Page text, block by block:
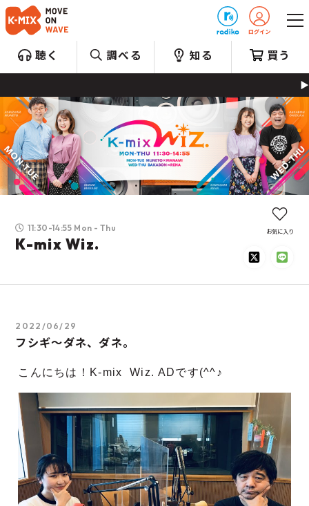
聴く 調べる 知る 買う
毎日が、バー
11:30-14:55 Mon - Thu
K-mix Wiz.
お気に入り
2022/06/29
フシギ～ダネ、ダネ。
こんにちは！K-mix Wiz. ADです(^^♪